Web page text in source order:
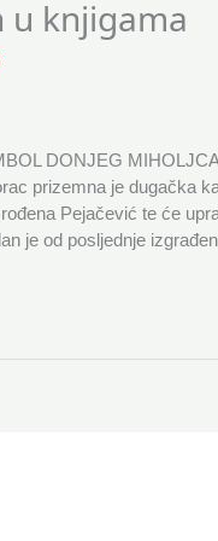
u knjigama
DONJEG
prizemna je dugačka
Pejačević te će
je od posljednje